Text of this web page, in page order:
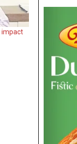
impact